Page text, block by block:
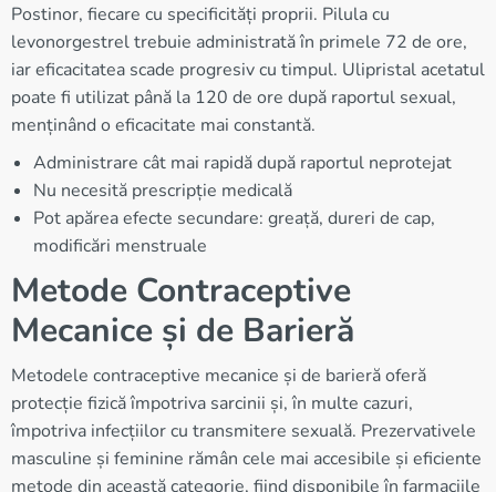
Postinor, fiecare cu specificități proprii. Pilula cu
levonorgestrel trebuie administrată în primele 72 de ore,
iar eficacitatea scade progresiv cu timpul. Ulipristal acetatul
poate fi utilizat până la 120 de ore după raportul sexual,
menținând o eficacitate mai constantă.
Administrare cât mai rapidă după raportul neprotejat
Nu necesită prescripție medicală
Pot apărea efecte secundare: greață, dureri de cap,
modificări menstruale
Metode Contraceptive
Mecanice și de Barieră
Metodele contraceptive mecanice și de barieră oferă
protecție fizică împotriva sarcinii și, în multe cazuri,
împotriva infecțiilor cu transmitere sexuală. Prezervativele
masculine și feminine rămân cele mai accesibile și eficiente
metode din această categorie, fiind disponibile în farmaciile